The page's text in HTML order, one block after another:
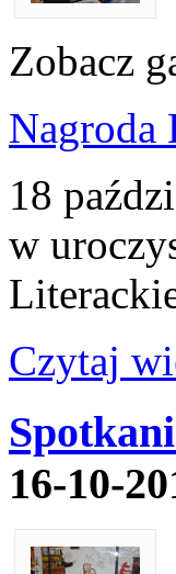
Zobacz
Nagroda
18
w
Czytaj
16-10-